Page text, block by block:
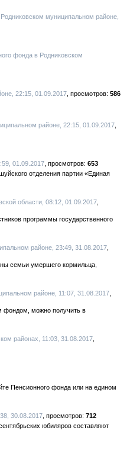
муниципальном районе,
фонда в Родниковском
22:15, 01.09.2017
586
районе, 22:15, 01.09.2017
01.09.2017
653
отделения партии «Единая
области, 08:12, 01.09.2017
программы государственного
районе, 23:49, 31.08.2017
семьи умершего кормильца,
районе, 11:07, 31.08.2017
фондом, можно получить в
районах, 11:03, 31.08.2017
Пенсионного фонда или на едином
30.08.2017
712
юбиляров составляют